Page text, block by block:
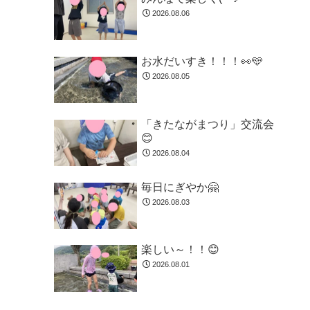
2026.08.06
お水だいすき！！！👀🩵
2026.08.05
「きたながまつり」交流会
😊
2026.08.04
毎日にぎやか🤗
2026.08.03
楽しい～！！😊
2026.08.01